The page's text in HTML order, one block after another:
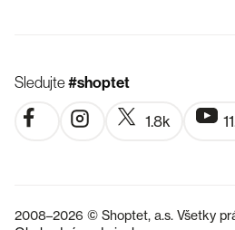
Sledujte#shoptet
1.8k
2008–2026 © Shoptet, a.s. Všetky